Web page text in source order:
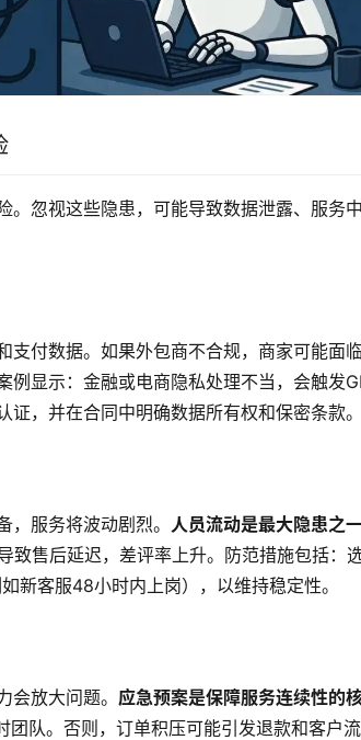
。忽视这些隐患，可能导致数据泄露、服务
支付数据。如果外包商不合规，商家可能面
例显示：金融或电商隐私处理不当，会触发
，并在合同中明确数据所有权和保密条款。
服务将波动剧烈。 人员流动是最大隐患之
售后延迟，差评率上升。防范措施包括：
新客服48小时内上岗），以维持稳定性。
会放大问题。应急预案是保障服务连续性的
团队。否则，订单积压可能引发退款和客户